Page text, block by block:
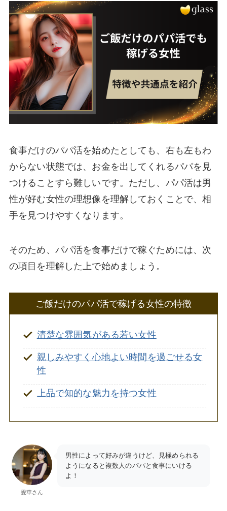
食事だけのパパ活を始めたとしても、右も左もわ
からない状態では、お金を出してくれるパパを見
つけることすら難しいです。ただし、パパ活は男
性が好む女性の理想像を理解しておくことで、相
手を見つけやすくなります。
そのため、パパ活を食事だけで稼ぐためには、次
の項目を理解した上で始めましょう。
ご飯だけのパパ活で稼げる女性の特徴
清楚な雰囲気がある若い女性
親しみやすく心地よい時間を過ごせる女
性
上品で知的な魅力を持つ女性
愛華さん
男性によって好みが違うけど、見極められる
ようになると複数人のパパと食事にいける
よ！